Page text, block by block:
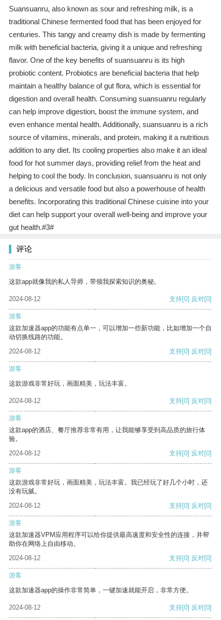
Suansuanru, also known as sour and refreshing milk, is a
traditional Chinese fermented food that has been enjoyed for
centuries. This tangy and creamy dish is made by fermenting
milk with beneficial bacteria, giving it a unique and refreshing
flavor. One of the key benefits of suansuanru is its high
probiotic content. Probiotics are beneficial bacteria that help
maintain a healthy balance of gut flora, which is essential for
digestion and overall health. Consuming suansuanru regularly
can help improve digestion, boost the immune system, and
even enhance mental health. Additionally, suansuanru is a rich
source of vitamins, minerals, and protein, making it a nutritious
addition to any diet. Its cooling properties also make it an ideal
food for hot summer days, providing relief from the heat and
helping to cool the body. In conclusion, suansuanru is not only
a delicious and versatile food but also a powerhouse of health
benefits. Incorporating this traditional Chinese cuisine into your
diet can help support your overall well-being and improve your
gut health.#3#
评论
游客
这款app就像我的私人导师，带领我探索知识的奥秘。
2024-08-12 支持[0] 反对[0]
游客
这款加速器app的功能有点单一，可以增加一些新功能，比如增加一个自
动切换线路的功能。
2024-08-12
支持[0] 反对[0]
游客
这款游戏非常好玩，画面精美，玩法丰富。
2024-08-12 支持[0] 反对[0]
游客
这款app的酒店、餐厅推荐非常有用，让我能够享受到高品质的旅行体
验。
2024-08-12
支持[0] 反对[0]
游客
这款游戏非常好玩，画面精美，玩法丰富。我已经玩了好几个小时，还
没有玩腻。
2024-08-12
支持[0] 反对[0]
游客
这款加速器VPM应用程序可以给你提供最高速度和安全性的连接，并帮
助你在网络上自由移动。
2024-08-12
支持[0] 反对[0]
游客
这款加速器app的操作非常简单，一键加速就能开启，非常方便。
2024-08-12 支持[0] 反对[0]